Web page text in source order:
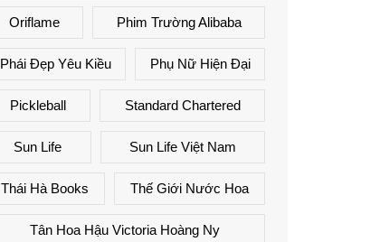
Oriflame Phim Trường Alibaba
Phái Đẹp Yêu Kiều Phụ Nữ Hiện Đại
Pickleball Standard Chartered
Sun Life Sun Life Việt Nam
Thái Hà Books Thế Giới Nước Hoa
Tân Hoa Hậu Victoria Hoàng Ny